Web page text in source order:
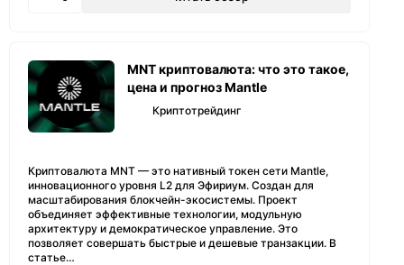
MNT криптовалюта: что это такое,
цена и прогноз Mantle
Криптотрейдинг
Криптовалюта MNT — это нативный токен сети Mantle,
инновационного уровня L2 для Эфириум. Создан для
масштабирования блокчейн-экосистемы. Проект
объединяет эффективные технологии, модульную
архитектуру и демократическое управление. Это
позволяет совершать быстрые и дешевые транзакции. В
статье…